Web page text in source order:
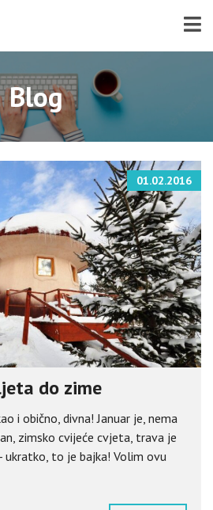
Blog
01.02.2016
do zime
i obično, divna! Januar je, nema
zimsko cvijeće cvjeta, trava je
ukratko, to je bajka! Volim ovu